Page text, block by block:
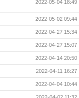
2022-05-04 18:49
2022-05-02 09:44
2022-04-27 15:34
2022-04-27 15:07
2022-04-14 20:50
2022-04-11 16:27
2022-04-04 10:44